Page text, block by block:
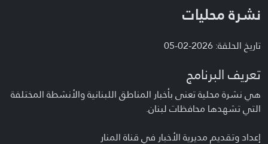
نشرة محليات
تاريخ الحلقة: 2026-02-05
تعريف البرنامج
هي نشرة محلية تعنى بأخبار المناطق اللبنانية والأنشطة المختلفة
التي تشهدها محافظات لبنان.
إعداد وتقديم مديرية الأخبار في قناة المنار